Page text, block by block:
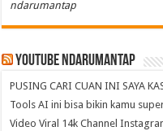
ndarumantap
Youtube NdaruMantap
PUSING CARI CUAN INI SAYA
Tools AI ini bisa bikin kamu
Video Viral 14k Channel